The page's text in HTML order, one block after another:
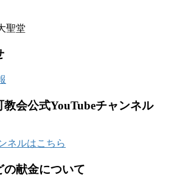
聖堂
教会公式YouTubeチャンネル
ネルはこちら
献金について